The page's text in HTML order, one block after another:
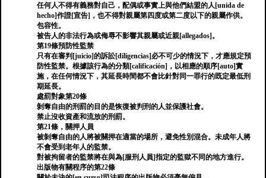
任何人不得有義務對自己，配偶或事實上與他們結盟的人[unida de
hecho]作證[宣告]，也不得對親屬第四度或第二度以下的親屬作供。
包容性。
被告人的非法行為或侮辱不影響其親屬或近親[allegados]。
第19條預防性監禁
只有在審判[juicio]的訴訟[diligencias]必不可少的情況下，才應規定預
防性監禁。根據該行為的分類[calificación]，以相應的順序[auto]實
施，在任何情況下，其延長時間都不會比針對同一罪行的既定最低刑
期延長。
處罰對象第20條
剝奪自由的刑罰的目的是恢復被判刑的人並保護社會。
禁止沒收資產和流放的刑罰。
第21條，關押人員
被剝奪自由的人將被關押在適當的場所，避免性別混合。未成年人將
不會受到老年人的監禁。
對被拘留者的監禁將在與為[服刑人員]指定的監獄不同的地方進行。
出版物有關程序的第22條